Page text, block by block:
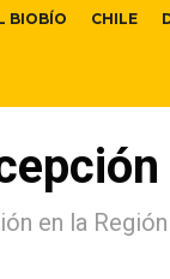
BIOBÍO CHILE
en la